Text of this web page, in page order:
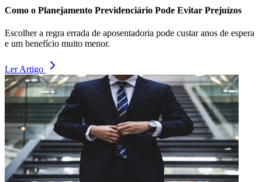
Como o Planejamento Previdenciário Pode Evitar Prejuízos
Escolher a regra errada de aposentadoria pode custar anos de espera
e um benefício muito menor.
Ler Artigo